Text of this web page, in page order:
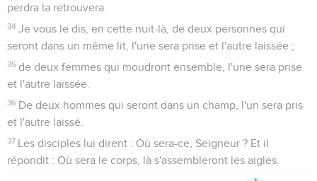
perdra la retrouvera.
34 Je vous le dis, en cette nuit-là, de deux personnes qui
seront dans un même lit, l'une sera prise et l'autre laissée ;
35 de deux femmes qui moudront ensemble, l'une sera prise
et l'autre laissée.
36 De deux hommes qui seront dans un champ, l'un sera pris
et l'autre laissé.
37 Les disciples lui dirent : Où sera-ce, Seigneur ? Et il
répondit : Où sera le corps, là s'assembleront les aigles.